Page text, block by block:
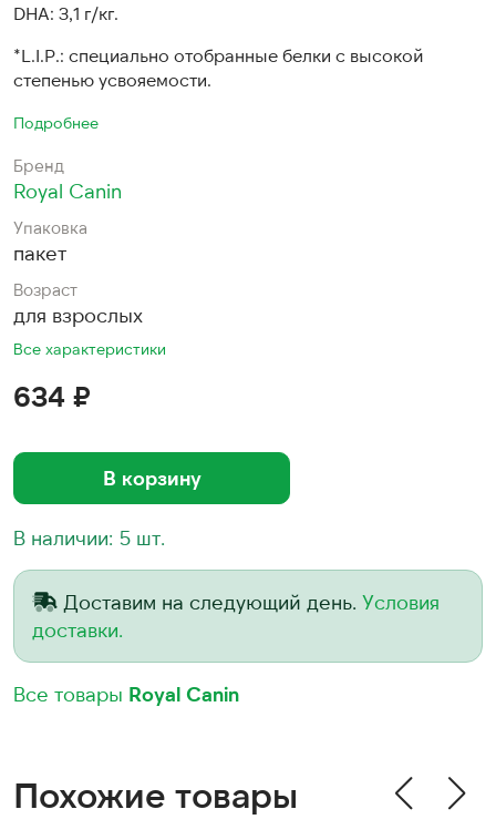
DHA: 3,1 г/кг.
*L.I.P.: специально отобранные белки с высокой
степенью усвояемости.
Подробнее
Бренд
Royal Canin
Упаковка
пакет
Возраст
для взрослых
Все характеристики
634 ₽
В корзину
В наличии: 5 шт.
Доставим на следующий день. Условия
доставки.
Все товары Royal Canin
Похожие товары